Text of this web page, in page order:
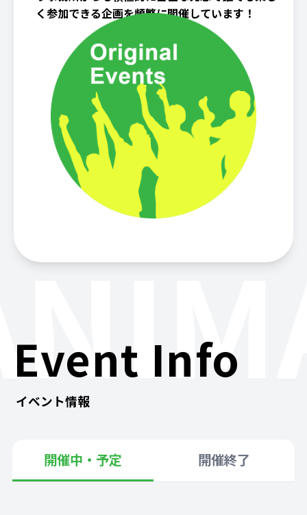
く参加できる企画を頻繁に開催しています！
Event Info
イベント情報
開催中・予定 開催終了